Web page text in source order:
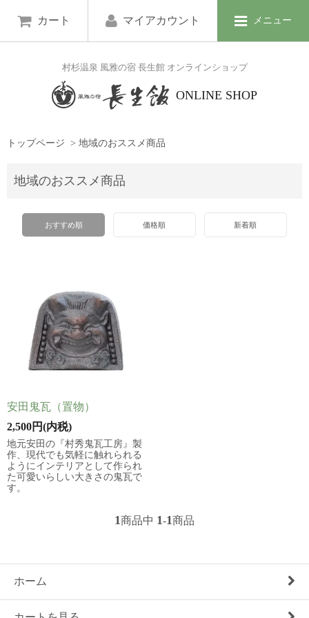
カート マイアカウント メニュー
村杉温泉 風雅の宿 長生館 オンラインショップ
ONLINE SHOP
トップページ > 地域のおススメ商品
地域のおススメ商品
おすすめ順 価格順 新着順
安田鬼瓦（置物）
2,500円(内税)
地元安田の『村秀鬼瓦工房』製
作、現代でも気軽に触れられる
ようにインテリアとして作られ
た可愛いらしい大きさの鬼瓦で
す。
1商品中 1-1商品
ホーム